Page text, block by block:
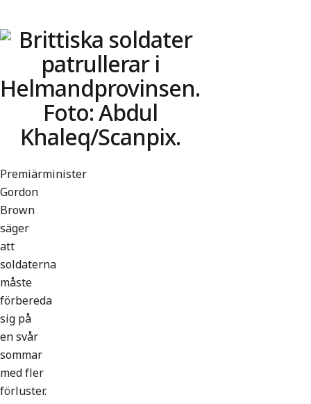
Premiärminister
Gordon
Brown
säger
att
soldaterna
måste
förbereda
sig på
en svår
sommar
med fler
förluster.